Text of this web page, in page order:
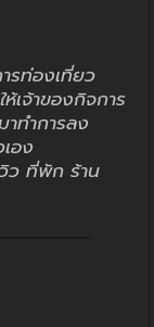
รท่องเที่ยว
เจ้าของกิจการ
ทำการลง
อง
ว ที่พัก ร้าน